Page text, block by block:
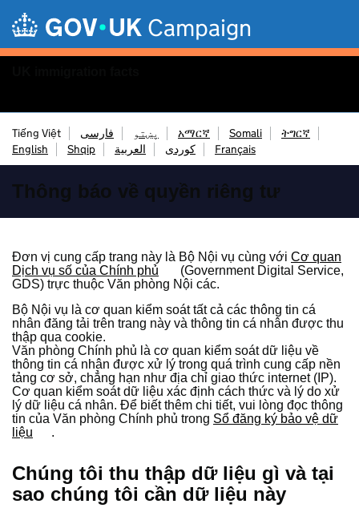
Campaign
Tiếng Việt فارسی پښتو አማርኛ Somali
ትግርኛ
English
Shqip العربية کوردی Français
Thông báo về quyền riêng tư
Đơn vị cung cấp trang này là Bộ Nội vụ cùng với Cơ quan
Dịch vụ số của Chính phủ
(Government Digital Service,
GDS) trực thuộc Văn phòng Nội các.
Bộ Nội vụ là cơ quan kiểm soát tất cả các thông tin cá
nhân đăng tải trên trang này và thông tin cá nhân được thu
thập qua cookie.
Văn phòng Chính phủ là cơ quan kiểm soát dữ liệu về
thông tin cá nhân được xử lý trong quá trình cung cấp nền
tảng cơ sở, chẳng hạn như địa chỉ giao thức internet (IP).
Cơ quan kiểm soát dữ liệu xác định cách thức và lý do xử
lý dữ liệu cá nhân. Để biết thêm chi tiết, vui lòng đọc thông
tin của Văn phòng Chính phủ trong Sổ đăng ký bảo vệ dữ
liệu
.
Chúng tôi thu thập dữ liệu gì và tại
sao chúng tôi cần dữ liệu này